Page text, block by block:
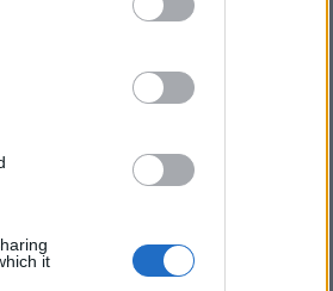
it